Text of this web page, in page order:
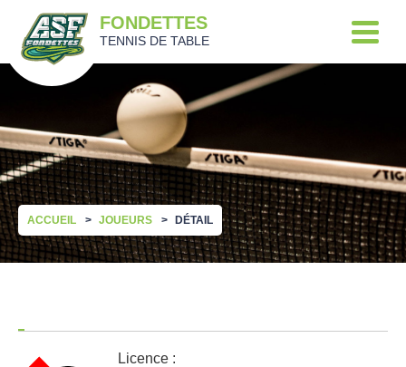
FONDETTES
TENNIS DE TABLE
ACCUEIL JOUEURS DÉTAIL
Licence :